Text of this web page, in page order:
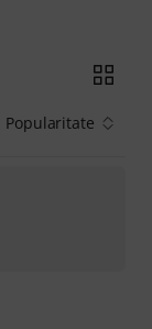
Popularitate